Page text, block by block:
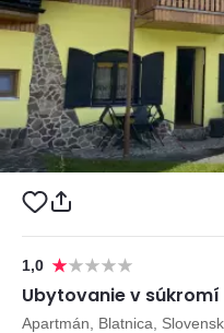
1,0
Ubytovanie v súkromí
Apartmán, Blatnica,